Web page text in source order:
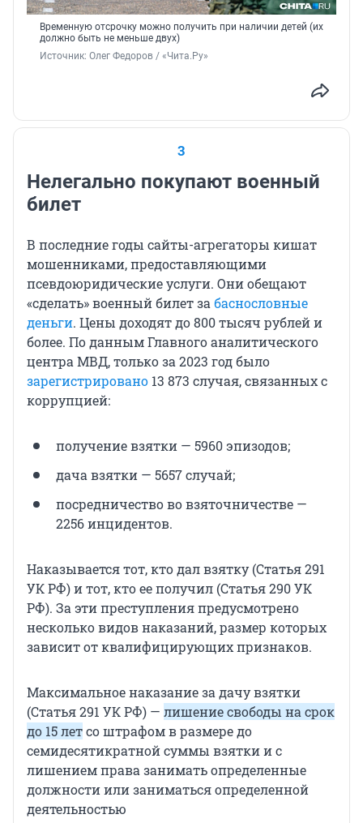
Временную отсрочку можно получить при наличии детей (их
должно быть не меньше двух)
Источник: Олег Федоров / «Чита.Ру»
3
Нелегально покупают военный
билет
В последние годы сайты-агрегаторы кишат
мошенниками, предоставляющими
псевдоюридические услуги. Они обещают
«сделать» военный билет за баснословные
деньги. Цены доходят до 800 тысяч рублей и
более. По данным Главного аналитического
центра МВД, только за 2023 год было
зарегистрировано 13 873 случая, связанных с
коррупцией:
получение взятки — 5960 эпизодов;
дача взятки — 5657 случай;
посредничество во взяточничестве —
2256 инцидентов.
Наказывается тот, кто дал взятку (Статья 291
УК РФ) и тот, кто ее получил (Статья 290 УК
РФ). За эти преступления предусмотрено
несколько видов наказаний, размер которых
зависит от квалифицирующих признаков.
Максимальное наказание за дачу взятки
(Статья 291 УК РФ) — лишение свободы на срок
до 15 летсо штрафом в размере до
семидесятикратной суммы взятки и с
лишением права занимать определенные
должности или заниматься определенной
деятельностью